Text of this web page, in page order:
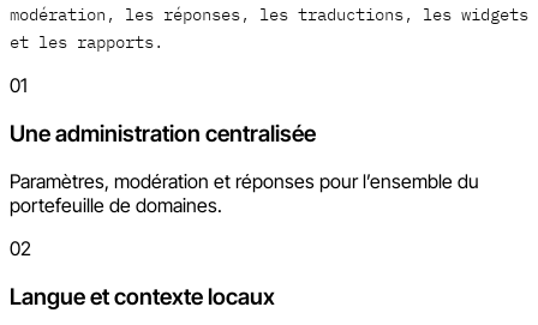
modération, les réponses, les traductions, les widgets
et les rapports.
01
Une administration centralisée
Paramètres, modération et réponses pour l’ensemble du
portefeuille de domaines.
02
Langue et contexte locaux